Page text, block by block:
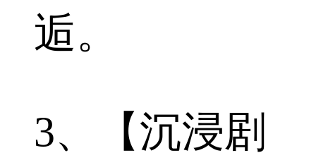
逅。
3、【沉浸剧